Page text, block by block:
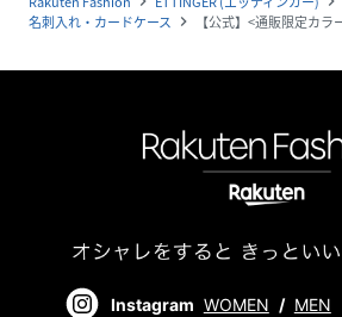
名刺入れ・カードケース navigate_next 【公式】<通販限定カ
Instagram WOMEN / MEN